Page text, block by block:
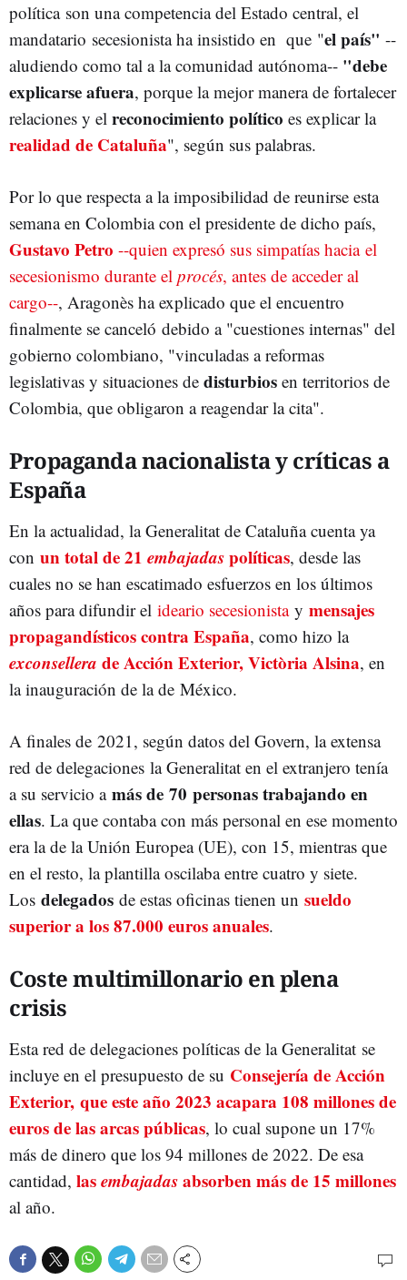
política son una competencia del Estado central, el
mandatario secesionista ha insistido en que "el país" --
aludiendo como tal a la comunidad autónoma-- "debe
explicarse afuera, porque la mejor manera de fortalecer
relaciones y el reconocimiento político es explicar la
realidad de Cataluña", según sus palabras.
Por lo que respecta a la imposibilidad de reunirse esta
semana en Colombia con el presidente de dicho país,
Gustavo Petro --quien expresó sus simpatías hacia el
secesionismo durante el procés, antes de acceder al
cargo--, Aragonès ha explicado que el encuentro
finalmente se canceló debido a "cuestiones internas" del
gobierno colombiano, "vinculadas a reformas
legislativas y situaciones de disturbios en territorios de
Colombia, que obligaron a reagendar la cita".
Propaganda nacionalista y críticas a
España
En la actualidad, la Generalitat de Cataluña cuenta ya
con un total de 21 embajadaspolíticas, desde las
cuales no se han escatimado esfuerzos en los últimos
años para difundir el ideario secesionistay mensajes
propagandísticos contra España, como hizo la
exconsellera de Acción Exterior, Victòria Alsina, en
la inauguración de la de México.
A finales de 2021, según datos del Govern, la extensa
red de delegaciones la Generalitat en el extranjero tenía
a su servicio a más de 70 personas trabajando en
ellas. La que contaba con más personal en ese momento
era la de la Unión Europea (UE), con 15, mientras que
en el resto, la plantilla oscilaba entre cuatro y siete.
Los delegados de estas oficinas tienen un sueldo
superior a los 87.000 euros anuales.
Coste multimillonario en plena
crisis
Esta red de delegaciones políticas de la Generalitat se
incluye en el presupuesto de su Consejería de Acción
Exterior, que este año 2023 acapara 108 millones de
euros de las arcas públicas, lo cual supone un 17%
más de dinero que los 94 millones de 2022. De esa
cantidad, lasembajadasabsorben más de 15 millones
al año.